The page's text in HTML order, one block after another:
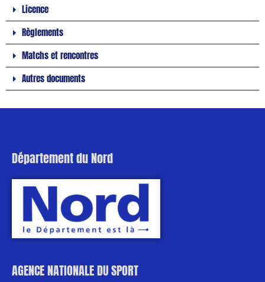
Licence
Règlements
Matchs et rencontres
Autres documents
Département du Nord
AGENCE NATIONALE DU SPORT